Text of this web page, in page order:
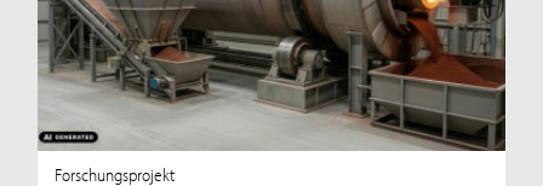
Forschungsprojekt